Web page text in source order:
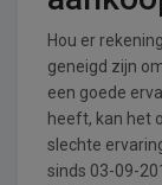
Hou er
geneigd zijn
een goede
heeft, kan het
slechte
sinds 03-09-